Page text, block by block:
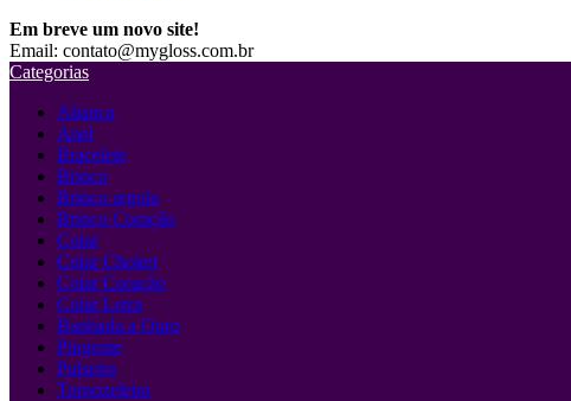
Em breve um novo site!
Email: contato@mygloss.com.br
Categorias
Aliança
Anel
Bracelete
Brinco
Brinco argola
Brinco Coração
Colar
Colar Choker
Colar Coração
Colar Letra
Banhada a Ouro
Pingente
Pulseira
Tornozeleira